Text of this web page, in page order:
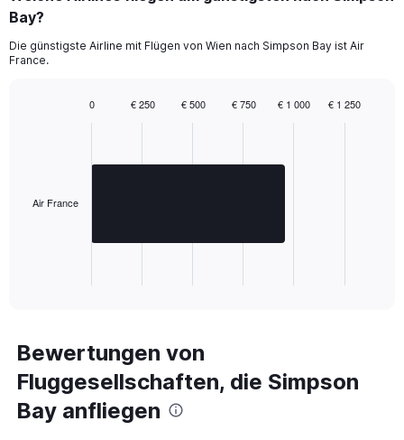
0
to
1680.
Bay?
Die günstigste Airline mit Flügen von Wien nach Simpson Bay ist Air
France.
The
Range:
1
categories.
The
chart
Air France
0 € 1 000
€ 250 € 500 € 750 € 1 250
Bewertungen von
Fluggesellschaften, die Simpson
Bay anfliegen